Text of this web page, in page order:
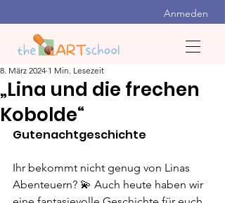
Anmeden
„Lina und die frechen
Kobolde“
8. März 2024 1 Min. Lesezeit
Gutenachtgeschichte
Ihr bekommt nicht genug von Linas
Abenteuern? 💫 Auch heute haben wir